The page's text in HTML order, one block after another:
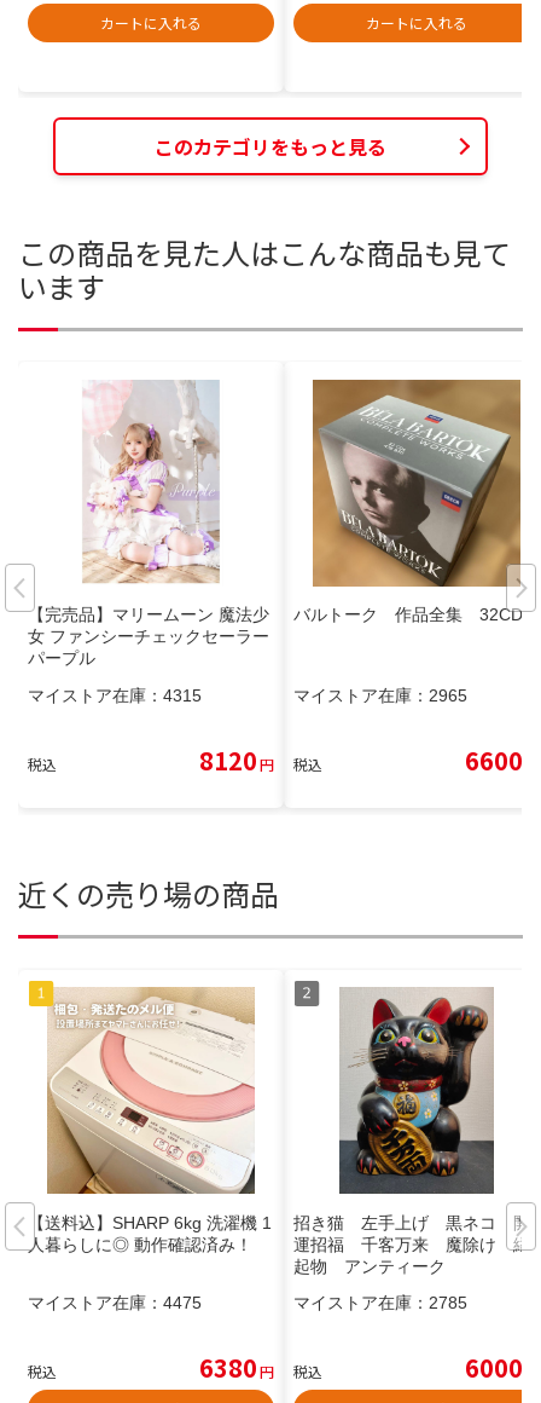
カートに入れる
カートに入れる
このカテゴリをもっと見る
この商品を見た人はこんな商品も見て
います
【完売品】マリームーン 魔法少
女 ファンシーチェックセーラー
パープル
マイストア在庫： 4315
税込 8120円
バルトーク 作品全集 32CD
マイストア在庫： 2965
税込 6600
近くの売り場の商品
【送料込】SHARP 6kg 洗濯機 1
人暮らしに◎ 動作確認済み！
マイストア在庫： 4475
税込 6380円
招き猫 左手上げ 黒ネコ 開
運招福 千客万来 魔除け 縁
起物 アンティーク
マイストア在庫： 2785
税込 6000